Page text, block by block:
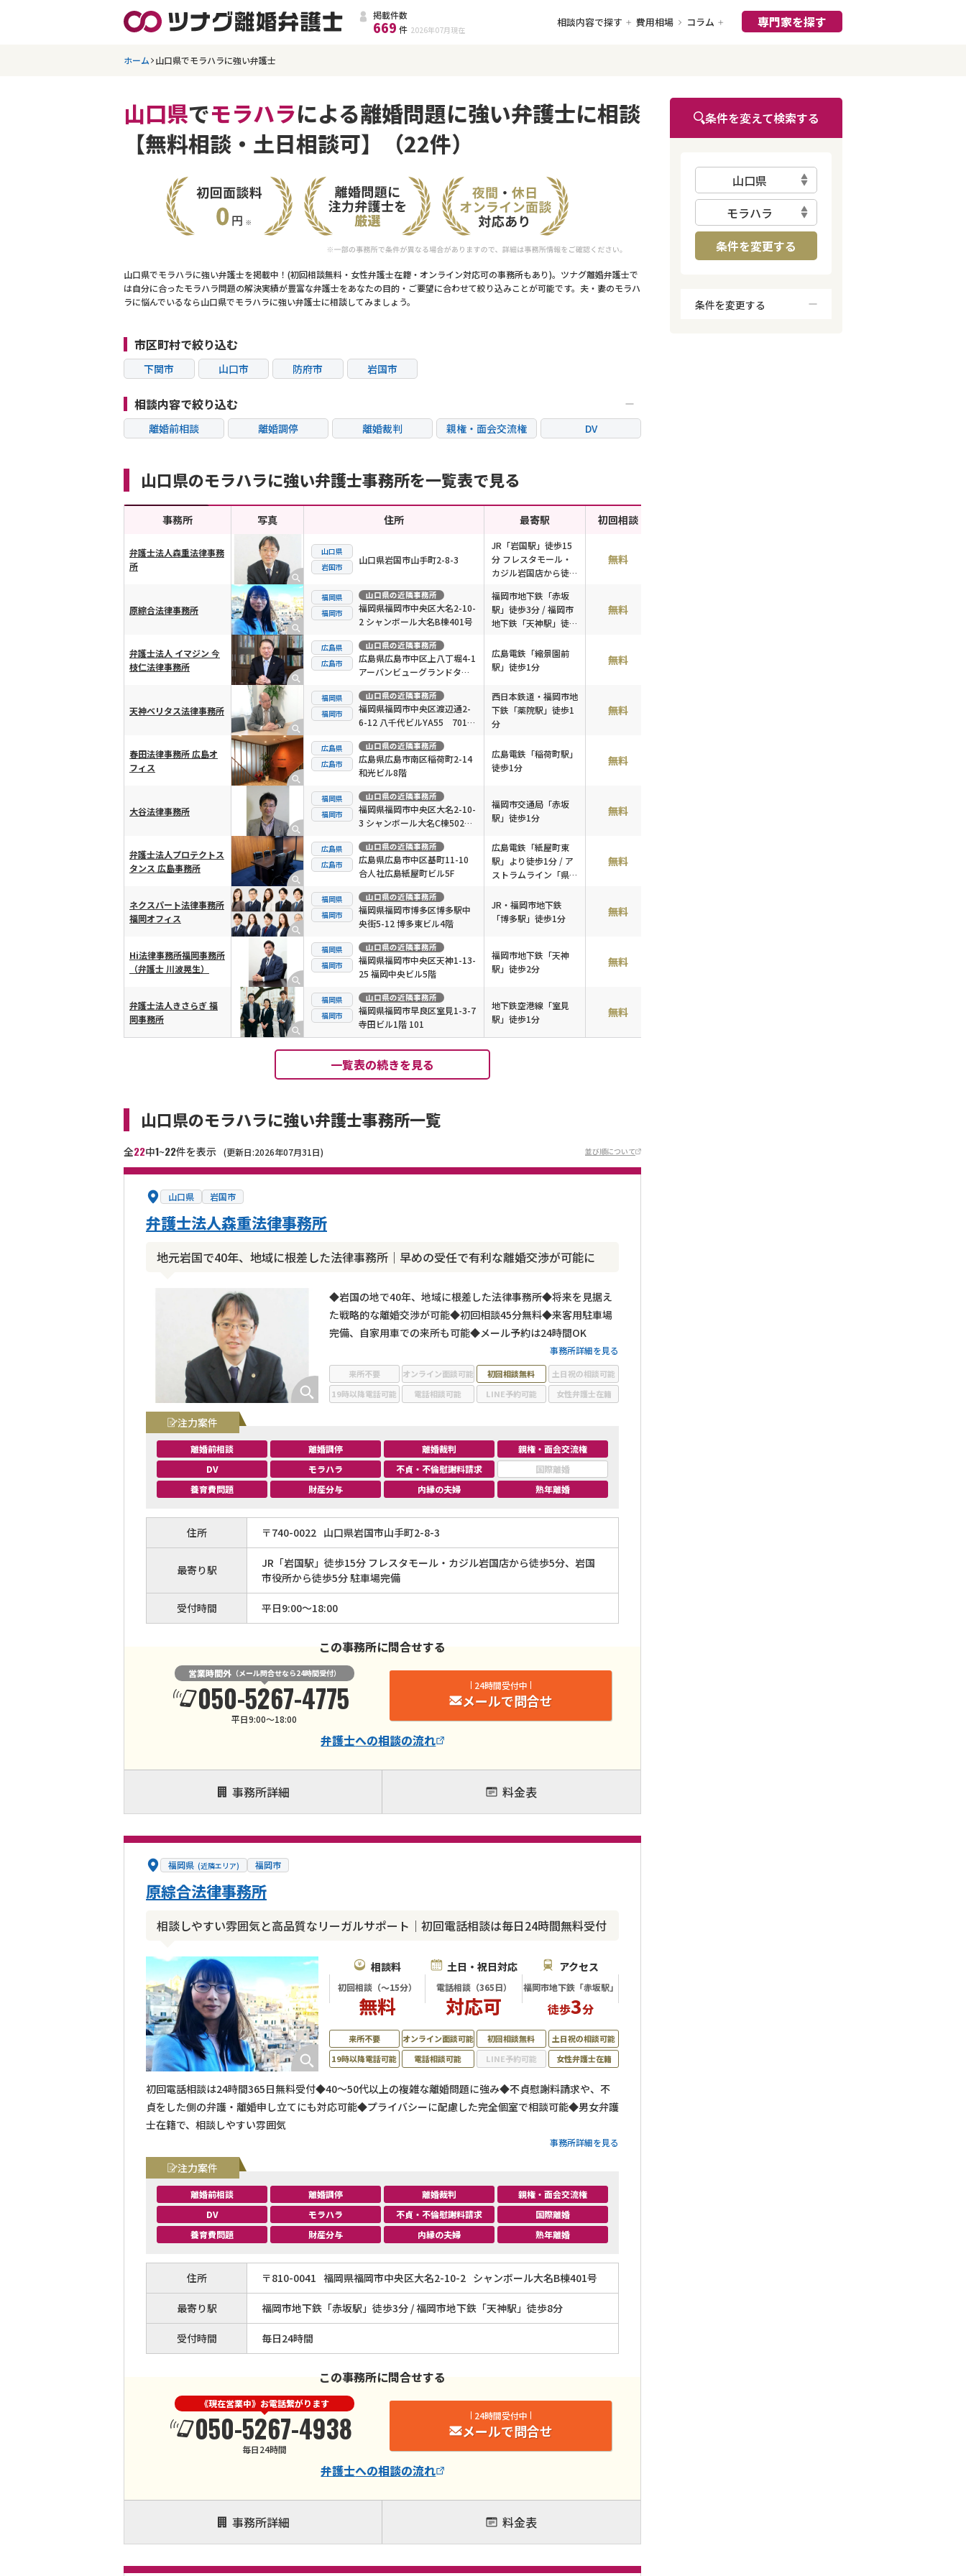
掲載件数
669 件 2026年07月 現在
相談内容で探す 費用相場 コラム 専門家を探す
ホーム 山口県でモラハラに強い弁護士
山口県でモラハラによる離婚問題に強い弁護士に相談
【無料相談・土日相談可】（22件）
山口県でモラハラに強い弁護士を掲載中！(初回相談無料・女性弁護士在籍・オンライン対応可の事務所もあり)。ツナグ離婚弁護士で
は自分に合ったモラハラ問題の解決実績が豊富な弁護士をあなたの目的・ご要望に合わせて絞り込みことが可能です。夫・妻のモラハ
ラに悩んでいるなら山口県でモラハラに強い弁護士に相談してみましょう。
市区町村で絞り込む
下関市 山口市 防府市 岩国市
相談内容で絞り込む
離婚前相談 離婚調停 離婚裁判 親権・面会交流権
DV
内縁の夫婦
熟年離婚
山口県のモラハラに強い弁護士事務所を一覧表で見る
横スクロール可能
事務所 写真 住所 最寄駅 初回相談
弁護士法人森重法律事務
所
山口県
岩国市
山口県岩国市山手町2-8-3
JR「岩国駅」徒歩15
分 フレスタモール・
カジル岩国店から徒歩
徒歩5分 駐車場完備
無料
原綜合法律事務所
福岡県
福岡市
山口県の近隣事務所
福岡県福岡市中央区大名2-10-
2 シャンボール大名B棟401号
福岡市地下鉄「赤坂
駅」徒歩3分 / 福岡市
地下鉄「天神駅」徒歩
無料
弁護士法人 イマジン 今
枝仁法律事務所
広島県
広島市
山口県の近隣事務所
広島県広島市中区上八丁堀4-1
アーバンビューグランドタワ
広島電鉄「縮景園前
駅」徒歩1分
無料
天神ベリタス法律事務所
福岡県
福岡市
山口県の近隣事務所
福岡県福岡市中央区渡辺通2-
6-12 八千代ビルYA55 701号
西日本鉄道・福岡市地
下鉄「薬院駅」徒歩1
分
無料
春田法律事務所 広島オ
フィス
広島県
広島市
山口県の近隣事務所
広島県広島市南区稲荷町2-14
和光ビル8階
広島電鉄「稲荷町駅」
徒歩1分
無料
大谷法律事務所
福岡県
福岡市
山口県の近隣事務所
福岡県福岡市中央区大名2-10-
3 シャンボール大名C棟502号
福岡市交通局「赤坂
駅」徒歩1分
無料
弁護士法人プロテクトス
タンス 広島事務所
広島県
広島市
山口県の近隣事務所
広島県広島市中区基町11-10
合人社広島紙屋町ビル5F
広島電鉄「紙屋町東
駅」より徒歩1分 / ア
ストラムライン「県庁
無料
ネクスパート法律事務所
福岡オフィス
福岡県
福岡市
山口県の近隣事務所
福岡県福岡市博多区博多駅中
央街5-12 博多東ビル4階
JR・福岡市地下鉄
「博多駅」徒歩1分
無料
Hi法律事務所福岡事務所
（弁護士 川波晃生）
福岡県
福岡市
山口県の近隣事務所
福岡県福岡市中央区天神1-13-
25 福岡中央ビル5階
福岡市地下鉄「天神
駅」徒歩2分
無料
弁護士法人きさらぎ 福
岡事務所
福岡県
福岡市
山口県の近隣事務所
福岡県福岡市早良区室見1-3-7
寺田ビル1階 101
地下鉄空港線「室見
駅」徒歩1分
無料
一覧表の続きを見る
山口県のモラハラに強い弁護士事務所一覧
全22中1~22件を表示 (更新日:2026年07月31日) 並び順について
山口県 岩国市
地元岩国で40年、地域に根差した法律事務所｜早めの受任で有利な離婚交渉が可能に
弁護士法人森重法律事務所
◆岩国の地で40年、地域に根差した法律事務所◆将来を見据え
た戦略的な離婚交渉が可能◆初回相談45分無料◆来客用駐車場
完備、自家用車での来所も可能◆メール予約は24時間OK
事務所詳細を見る
来所不要 オンライン面談可能 初回相談無料
土日祝の相談可能
19時以降電話可能
電話相談可能 LINE予約可能 女性弁護士在籍
注力案件
離婚前相談 離婚調停 離婚裁判
親権・面会交流権
DV
モラハラ 不貞・不倫慰謝料請求
国際離婚
養育費問題
財産分与 内縁の夫婦 熟年離婚
住所 〒740-0022 山口県岩国市山手町2-8-3
最寄り駅
JR「岩国駅」徒歩15分 フレスタモール・カジル岩国店から徒歩5分、岩国
市役所から徒歩5分 駐車場完備
受付時間 平日9:00〜18:00
この事務所に問合せする
営業時間外（メール問合せなら24時間受付）
050-5267-4775
平日9:00〜18:00
24時間受付中
メールで問合せ
弁護士への相談の流れ
事務所詳細 料金表
福岡県 (近隣エリア) 福岡市
相談しやすい雰囲気と高品質なリーガルサポート｜初回電話相談は毎日24時間無料受付
原綜合法律事務所
相談料
初回相談（～15分）
無料
土日・祝日対応
電話相談（365日）
対応可
アクセス
福岡市地下鉄「赤坂駅」
徒歩3分
初回電話相談は24時間365日無料受付◆40～50代以上の複雑な離婚問題に強み◆不貞慰謝料請求や、不
貞をした側の弁護・離婚申し立てにも対応可能◆プライバシーに配慮した完全個室で相談可能◆男女弁護
士在籍で、相談しやすい雰囲気
事務所詳細を見る
来所不要 オンライン面談可能 初回相談無料
土日祝の相談可能
19時以降電話可能
電話相談可能 LINE予約可能 女性弁護士在籍
注力案件
離婚前相談 離婚調停 離婚裁判
親権・面会交流権
DV
モラハラ 不貞・不倫慰謝料請求
国際離婚
養育費問題
財産分与 内縁の夫婦 熟年離婚
住所 〒810-0041 福岡県福岡市中央区大名2-10-2 シャンボール大名B棟401号
最寄り駅 福岡市地下鉄「赤坂駅」徒歩3分 / 福岡市地下鉄「天神駅」徒歩8分
受付時間 毎日24時間
この事務所に問合せする
《現在営業中》お電話繋がります
050-5267-4938
毎日24時間
24時間受付中
メールで問合せ
弁護士への相談の流れ
事務所詳細 料金表
条件を変えて検索する
山口県
モラハラ
条件を変更する
条件を変更する